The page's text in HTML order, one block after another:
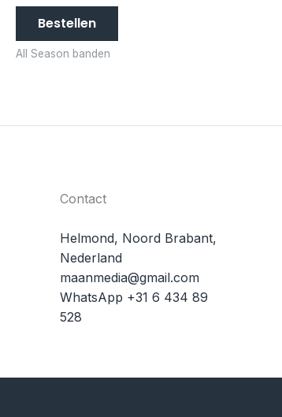
Bestellen
All Season banden
Contact
Helmond, Noord Brabant,
Nederland
maanmedia@gmail.com
WhatsApp +31 6 434 89
528